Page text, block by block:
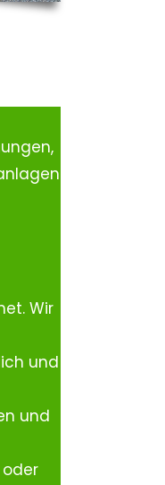
Wir
und
und